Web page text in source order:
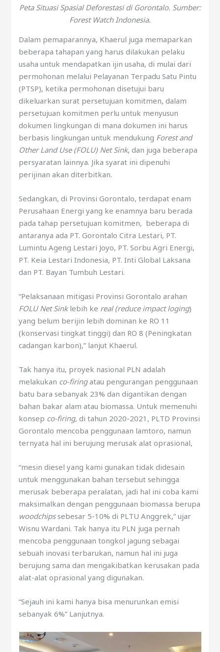
Peta Situasi Spasial Deforestasi di Gorontalo. Sumber:
Forest Watch Indonesia.
Dalam pemaparannya, Khaerul juga memaparkan
beberapa tahapan yang harus dilakukan pelaku
usaha untuk mendapatkan ijin usaha, di mulai dari
permohonan melalui Pelayanan Terpadu Satu Pintu
(PTSP), ketika permohonan disetujui baru
dikeluarkan surat persetujuan komitmen, dalam
persetujuan komitmen perlu untuk menyusun
dokumen lingkungan di mana dokumen ini harus
berbasis lingkungan untuk mendukung Forest and
Other Land Use (FOLU) Net Sink, dan juga beberapa
persyaratan lainnya. Jika syarat ini dipenuhi
perijinan akan diterbitkan.
Sedangkan, di Provinsi Gorontalo, terdapat enam
Perusahaan Energi yang ke enamnya baru berada
pada tahap persetujuan komitmen, beberapa di
antaranya ada PT. Gorontalo Citra Lestari, PT.
Lumintu Ageng Lestari Joyo, PT. Sorbu Agri Energi,
PT. Keia Lestari Indonesia, PT. Inti Global Laksana
dan PT. Bayan Tumbuh Lestari.
“Pelaksanaan mitigasi Provinsi Gorontalo arahan
FOLU Net Sink lebih ke real (reduce impact loging)
yang belum berijin lebih dominan ke RO 11
(konservasi tingkat tinggi) dan RO 8 (Peningkatan
cadangan karbon),” lanjut Khaerul.
Tak hanya itu, proyek nasional PLN adalah
melakukan co-firingatau pengurangan penggunaan
batu bara sebanyak 23% dan digantikan dengan
bahan bakar alam atau biomassa. Untuk memenuhi
konsep co-firing, di tahun 2020-2021, PLTD Provinsi
Gorontalo mencoba penggunaan lamtoro, namun
ternyata hal ini berujung merusak alat oprasional,
“mesin diesel yang kami gunakan tidak didesain
untuk menggunakan bahan tersebut sehingga
merusak beberapa peralatan, jadi hal ini coba kami
maksimalkan dengan penggunaan biomassa berupa
woodchipssebesar 5-10% di PLTU Anggrek,” ujar
Wisnu Wardani. Tak hanya itu PLN juga pernah
mencoba penggunaan tongkol jagung sebagai
sebuah inovasi terbarukan, namun hal ini juga
berujung sama dan mengakibatkan kerusakan pada
alat-alat oprasional yang digunakan.
“Sejauh ini kami hanya bisa menurunkan emisi
sebanyak 6%” Lanjutnya.